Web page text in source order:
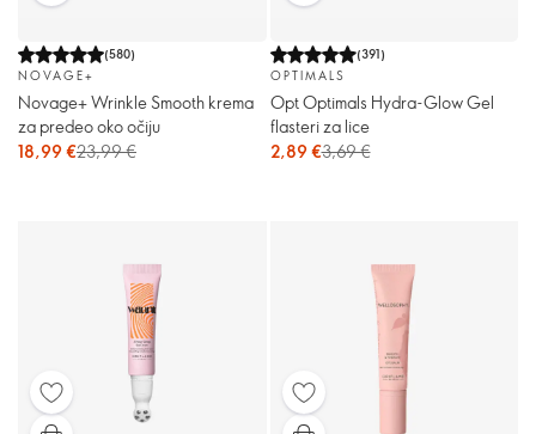
(580)
NOVAGE+
Novage+ Wrinkle Smooth krema
za predeo oko očiju
18,99 €23,99 €
(391)
OPTIMALS
Opt Optimals Hydra-Glow Gel
flasteri za lice
2,89 €3,69 €